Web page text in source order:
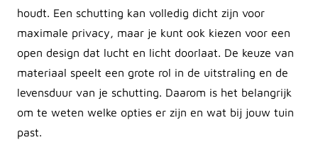
houdt. Een schutting kan volledig dicht zijn voor
maximale privacy, maar je kunt ook kiezen voor een
open design dat lucht en licht doorlaat. De keuze van
materiaal speelt een grote rol in de uitstraling en de
levensduur van je schutting. Daarom is het belangrijk
om te weten welke opties er zijn en wat bij jouw tuin
past.